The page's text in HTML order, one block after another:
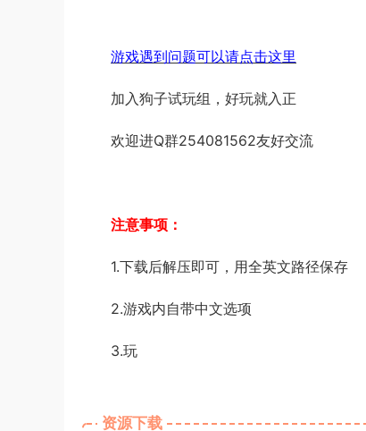
游戏遇到问题可以请点击这里
加入狗子试玩组，好玩就入正
欢迎进Q群254081562友好交流
注意事项：
1.下载后解压即可，用全英文路径保存
2.游戏内自带中文选项
3.玩
资源下载